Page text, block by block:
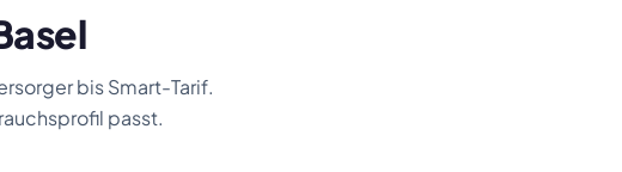
bis Smart-Tarif.
passt.